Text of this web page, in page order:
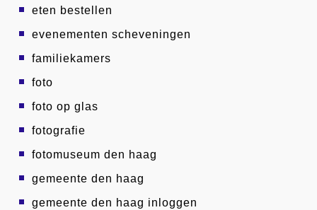
eten bestellen
evenementen scheveningen
familiekamers
foto
foto op glas
fotografie
fotomuseum den haag
gemeente den haag
gemeente den haag inloggen